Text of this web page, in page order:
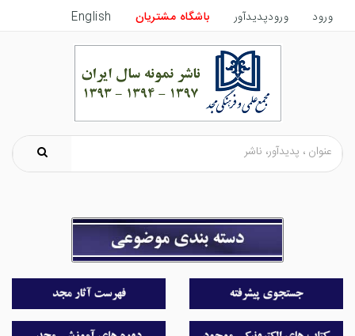
ورود ورودپدیدآور باشگاه مشتریان English